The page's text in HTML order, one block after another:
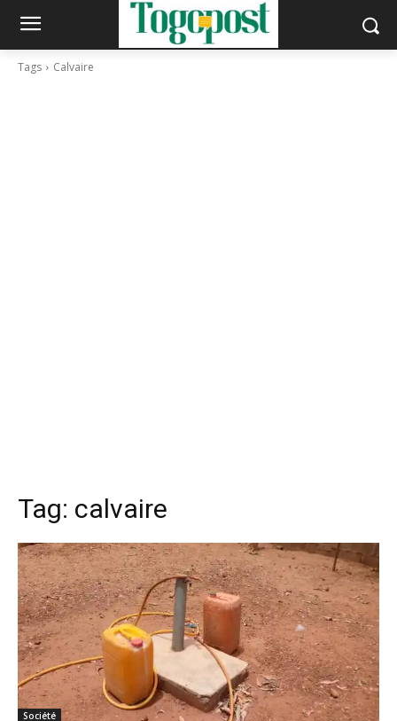
Tags Calvaire
Tag: calvaire
Société